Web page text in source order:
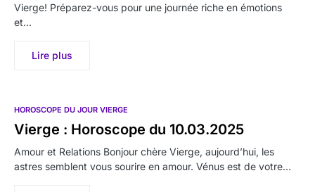
Vierge! Préparez-vous pour une journée riche en émotions
et…
Lire plus
HOROSCOPE DU JOUR VIERGE
Vierge : Horoscope du 10.03.2025
Amour et Relations Bonjour chère Vierge, aujourd’hui, les
astres semblent vous sourire en amour. Vénus est de votre…